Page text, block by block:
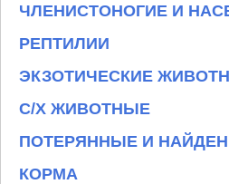
ЧЛЕНИСТОНОГИЕ И
РЕПТИЛИИ
ЭКЗОТИЧЕСКИЕ
С/Х ЖИВОТНЫЕ
ПОТЕРЯННЫЕ И
КОРМА